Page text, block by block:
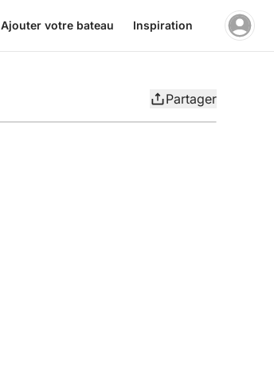
Ajouter votre bateau Inspiration
Partager